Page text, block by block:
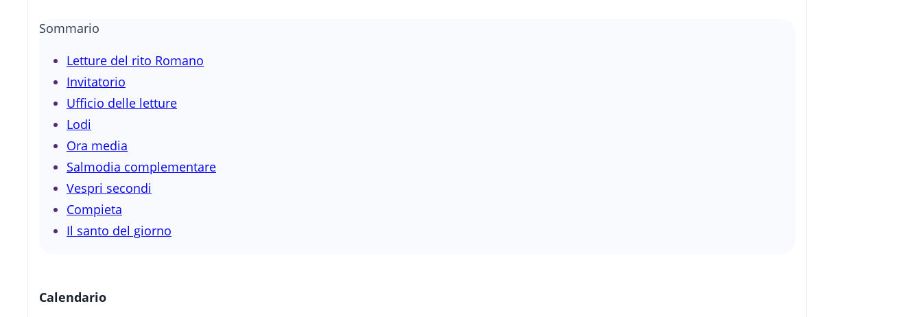
Sommario
Letture del rito Romano
Invitatorio
Ufficio delle letture
Lodi
Ora media
Salmodia complementare
Vespri secondi
Compieta
Il santo del giorno
Calendario